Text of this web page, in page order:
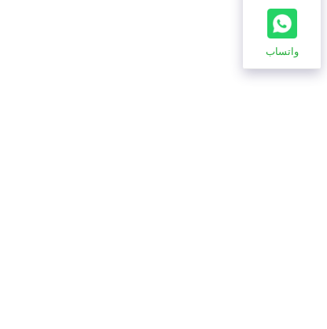
واتساب